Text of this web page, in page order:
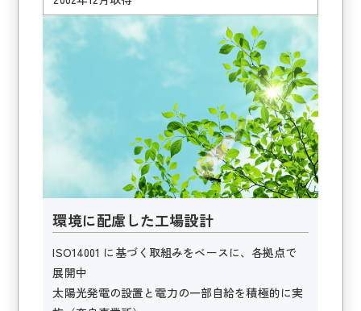
環境に配慮した工場設計
ISO14001 に基づく取組みをベースに、各拠点で
展開中
太陽光発電の設置と電力の一部自給を積極的に実